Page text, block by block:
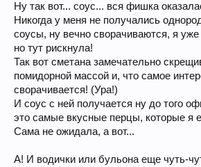
Ну так вот... соус... вся фишка
Никогда у меня не получались
соусы, ну вечно сворачиваются, я уже
но тут рискнула!
Так вот сметана замечательно
помидорной массой и, что самое
сворачивается! (Ура!)
И соус с ней получается ну до того
это самые вкусные перцы, которые я
Сама не ожидала, а вот...
А! И водички или бульона еще чуть-